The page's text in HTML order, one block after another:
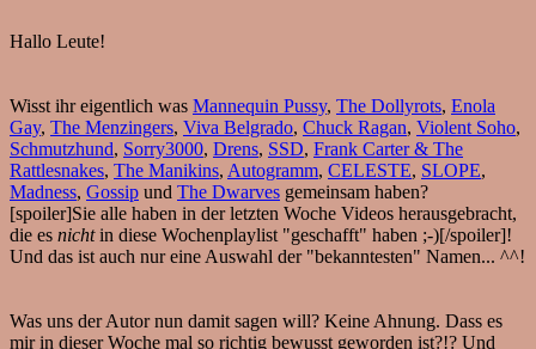
Hallo Leute!
Wisst ihr eigentlich was Mannequin Pussy, The Dollyrots, Enola
Gay, The Menzingers, Viva Belgrado, Chuck Ragan, Violent Soho,
Schmutzhund, Sorry3000, Drens, SSD, Frank Carter & The
Rattlesnakes, The Manikins, Autogramm, CELESTE, SLOPE,
Madness, Gossip und The Dwarves gemeinsam haben?
[spoiler]Sie alle haben in der letzten Woche Videos herausgebracht,
die es nichtin diese Wochenplaylist "geschafft" haben ;-)[/spoiler]!
Und das ist auch nur eine Auswahl der "bekanntesten" Namen... ^^!
Was uns der Autor nun damit sagen will? Keine Ahnung. Dass es
mir in dieser Woche mal so richtig bewusst geworden ist?!? Und